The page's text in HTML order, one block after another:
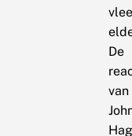
De
van